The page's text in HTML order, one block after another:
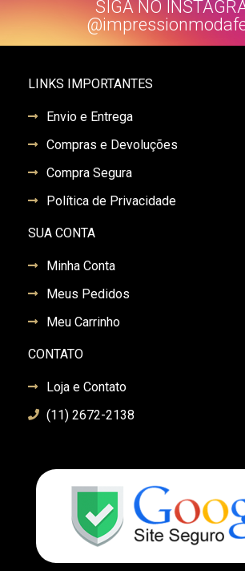
SIGA NO
LINKS IMPORTANTES
Envio e Entrega
Compras e Devoluções
Compra Segura
Política de Privacidade
SUA CONTA
Minha Conta
Meus Pedidos
Meu Carrinho
CONTATO
Loja e Contato
(11) 2672-2138